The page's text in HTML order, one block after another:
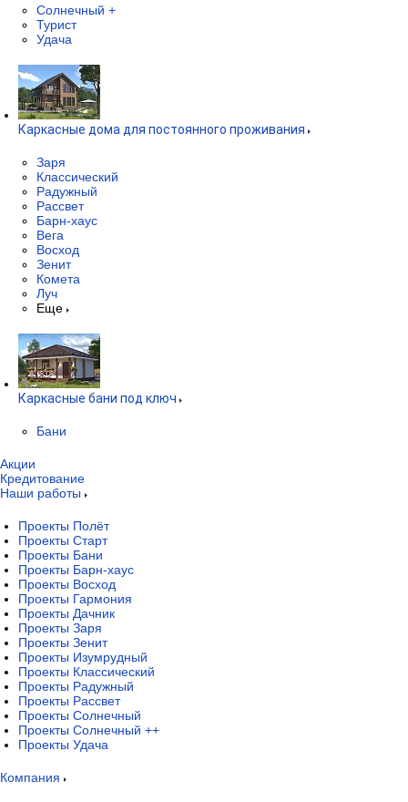
Солнечный +
Турист
Удача
Каркасные дома для постоянного проживания
Заря
Классический
Радужный
Рассвет
Барн-хаус
Вега
Восход
Зенит
Комета
Луч
Еще
Каркасные бани под ключ
Бани
Акции
Кредитование
Наши работы
Проекты Полёт
Проекты Старт
Проекты Бани
Проекты Барн-хаус
Проекты Восход
Проекты Гармония
Проекты Дачник
Проекты Заря
Проекты Зенит
Проекты Изумрудный
Проекты Классический
Проекты Радужный
Проекты Рассвет
Проекты Солнечный
Проекты Солнечный ++
Проекты Удача
Компания